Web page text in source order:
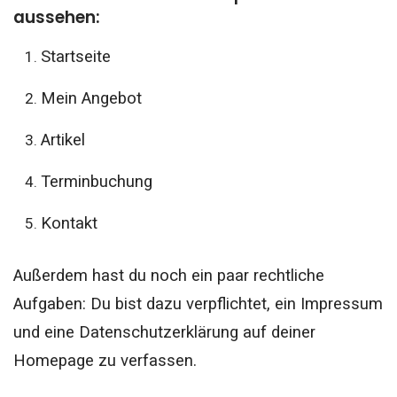
aussehen:
Startseite
Mein Angebot
Artikel
Terminbuchung
Kontakt
Außerdem hast du noch ein paar rechtliche
Aufgaben: Du bist dazu verpflichtet, ein Impressum
und eine Datenschutzerklärung auf deiner
Homepage zu verfassen.